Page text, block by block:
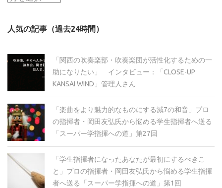
イ
人気の記事（過去24時間）
「関西の吹奏楽部・吹奏楽団が活性化するための一
助になりたい」 インタビュー：「CLOSE-UP
KANSAI WIND」管理人さん
「楽曲をより魅力的なものにする減7の和音」プロ
の指揮者・岡田友弘氏から悩める学生指揮者へ送る
「スーパー学指揮への道」第27回
「学生指揮者になったあなたが最初にするべきこ
と」プロの指揮者・岡田友弘氏から悩める学生指揮
者へ送る「スーパー学指揮への道」第1回